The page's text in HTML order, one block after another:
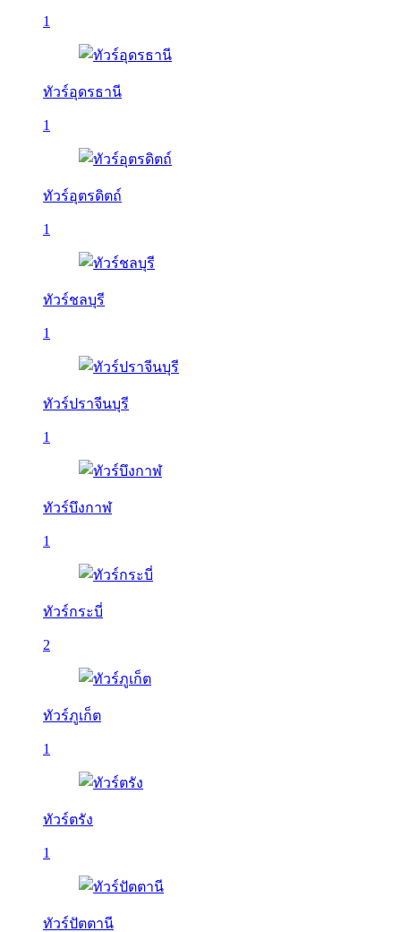
1
ทัวร์อุดรธานี
1
ทัวร์อุตรดิตถ์
1
ทัวร์ชลบุรี
1
ทัวร์ปราจีนบุรี
1
ทัวร์บึงกาฬ
1
ทัวร์กระบี่
2
ทัวร์ภูเก็ต
1
ทัวร์ตรัง
1
ทัวร์ปัตตานี